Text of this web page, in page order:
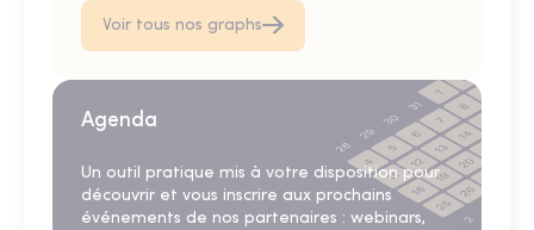
Voir tous nos graphs
Agenda
Un outil pratique mis à votre disposition pour
découvrir et vous inscrire aux prochains
événements de nos partenaires : webinars,